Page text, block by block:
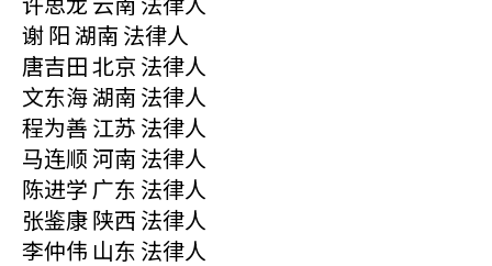
谢 阳 湖南 法律人
唐吉田 北京 法律人
文东海 湖南 法律人
程为善 江苏 法律人
马连顺 河南 法律人
陈进学 广东 法律人
张鉴康 陕西 法律人
李仲伟 山东 法律人